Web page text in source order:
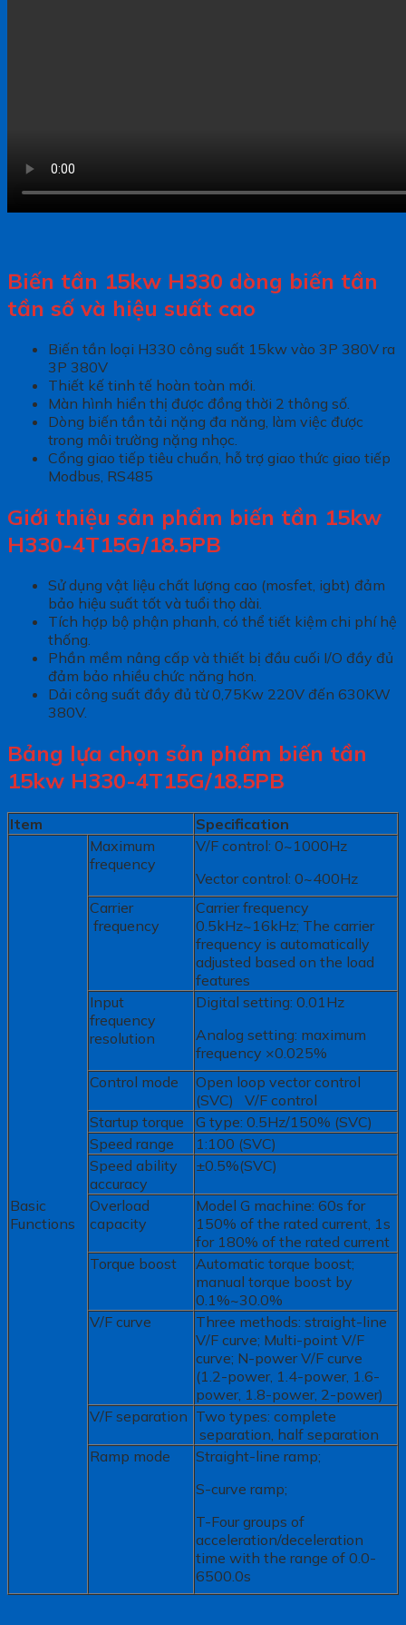
Biến tần 15kw H330 dòng biến tần
tần số và hiệu suất cao
Biến tần loại H330 công suất 15kw vào 3P 380V ra
3P 380V
Thiết kế tinh tế hoàn toàn mới.
Màn hình hiển thị được đồng thời 2 thông số.
Dòng biến tần tải nặng đa năng, làm việc được
trong môi trường nặng nhọc.
Cổng giao tiếp tiêu chuẩn, hỗ trợ giao thức giao tiếp
Modbus, RS485
Giới thiệu sản phẩm biến tần 15kw
H330-4T15G/18.5PB
Sử dụng vật liệu chất lượng cao (mosfet, igbt) đảm
bảo hiệu suất tốt và tuổi thọ dài.
Tích hợp bộ phận phanh, có thể tiết kiệm chi phí hệ
thống.
Phần mềm nâng cấp và thiết bị đầu cuối I/O đầy đủ
đảm bảo nhiều chức năng hơn.
Dải công suất đầy đủ từ 0,75Kw 220V đến 630KW
380V.
Bảng lựa chọn sản phẩm biến tần
15kw H330-4T15G/18.5PB
Item Specification
Basic
Functions
Maximum
frequency
V/F control: 0~1000Hz
Vector control: 0~400Hz
Carrier
frequency
Carrier frequency
0.5kHz~16kHz; The carrier
frequency is automatically
adjusted based on the load
features
Input
frequency
resolution
Digital setting: 0.01Hz
Analog setting: maximum
frequency ×0.025%
Control mode
Open loop vector control
(SVC) V/F control
Startup torque
G type: 0.5Hz/150% (SVC)
Speed range
1:100 (SVC)
Speed ability
accuracy
±0.5%(SVC)
Overload
capacity
Model G machine: 60s for
150% of the rated current, 1s
for 180% of the rated current
Torque boost
Automatic torque boost;
manual torque boost by
0.1%~30.0%
V/F curve
Three methods: straight-line
V/F curve; Multi-point V/F
curve; N-power V/F curve
(1.2-power, 1.4-power, 1.6-
power, 1.8-power, 2-power)
V/F separation Two types: complete
separation, half separation
Ramp mode
Straight-line ramp;
S-curve ramp;
T-Four groups of
acceleration/deceleration
time with the range of 0.0-
6500.0s